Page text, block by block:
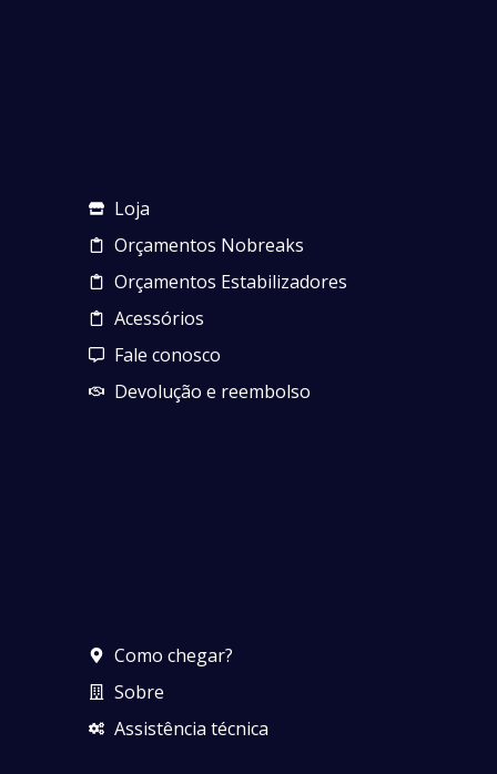
Loja
Orçamentos Nobreaks
Orçamentos Estabilizadores
Acessórios
Fale conosco
Devolução e reembolso
Como chegar?
Sobre
Assistência técnica